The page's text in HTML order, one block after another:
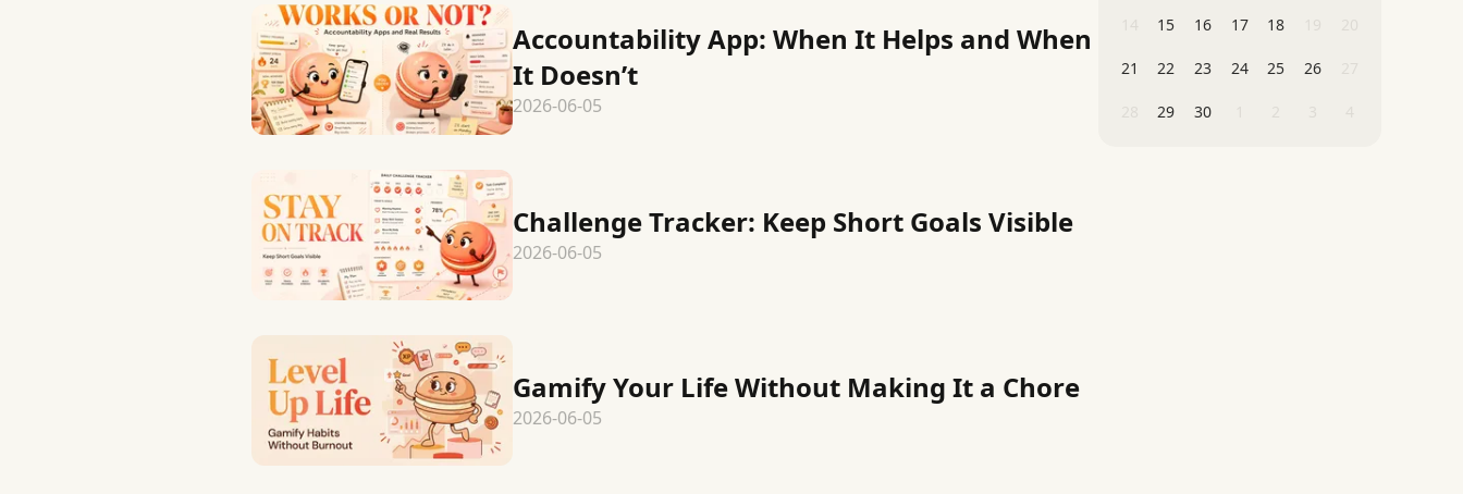
Accountability App: When It Helps and When
It Doesn’t
2026-06-05
Challenge Tracker: Keep Short Goals Visible
2026-06-05
Gamify Your Life Without Making It a Chore
2026-06-05
15 16 17 18
21 22 23 24 25 26
29 30